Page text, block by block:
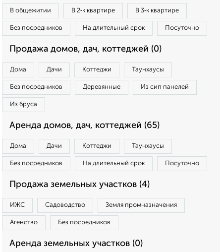
В общежитии В 2‑к квартире В 3‑к квартире
Без посредников На длительный срок Посуточно
Продажа домов, дач, коттеджей (0)
Дома Дачи Коттеджи Таунхаусы
Без посредников Деревянные Из сип панелей
Из бруса
Аренда домов, дач, коттеджей (65)
Дома Дачи Коттеджи Таунхаусы
Без посредников На длительный срок Посуточно
Продажа земельных участков (4)
ИЖС Садоводство Земля промназначения
Агенство Без посредников
Аренда земельных участков (0)